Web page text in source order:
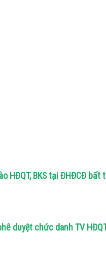
HĐQT, BKS tại ĐHĐCĐ bất
duyệt chức danh TV